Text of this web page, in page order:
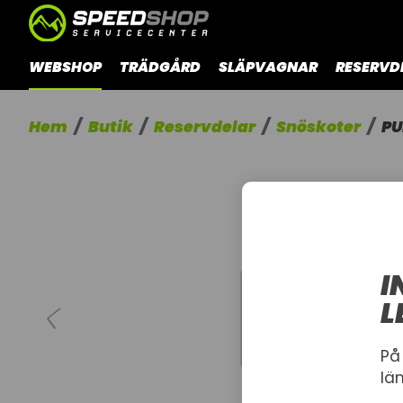
WEBSHOP TRÄDGÅRD SLÄPVAGNAR
Hem Butik Reservdelar Snöskoter